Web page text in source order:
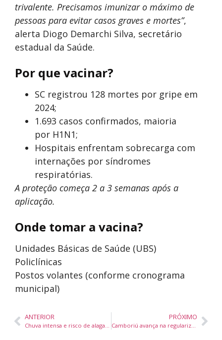
trivalente. Precisamos imunizar o máximo de
pessoas para evitar casos graves e mortes”,
alerta Diogo Demarchi Silva, secretário
estadual da Saúde.
Por que vacinar?
SC registrou 128 mortes por gripe em
2024;
1.693 casos confirmados, maioria
por H1N1;
Hospitais enfrentam sobrecarga com
internações por síndromes
respiratórias.
A proteção começa 2 a 3 semanas após a
aplicação.
Onde tomar a vacina?
Unidades Básicas de Saúde (UBS)
Policlínicas
Postos volantes (conforme cronograma
municipal)
ANTERIOR
Chuva intensa e risco de alagamentos até o fim de semana
PRÓXIMO
Camboriú avança na regularização de moradias: 47 famílias já beneficiadas em 2024